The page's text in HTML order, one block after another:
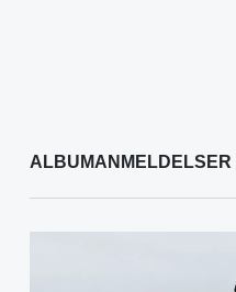
ALBUMANMELDELSER